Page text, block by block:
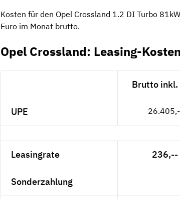
Kosten für den Opel Crossland 1.2 DI Turbo
Euro im Monat brutto.
Opel Crossland: Leasing-Kosten
Brutto inkl.
UPE
Leasingrate 236,--
Sonderzahlung